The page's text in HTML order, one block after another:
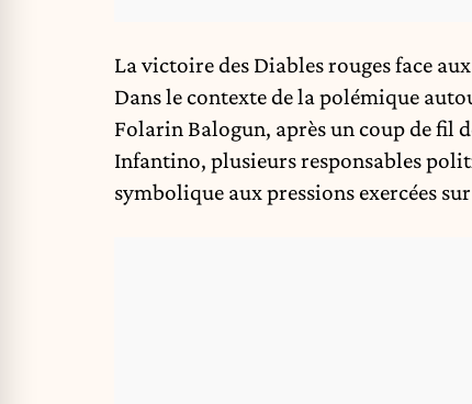
La victoire des Diables rouges face
Dans le contexte de la polémique
Folarin Balogun, après un coup de fil
Infantino, plusieurs responsables
symbolique aux pressions exercées